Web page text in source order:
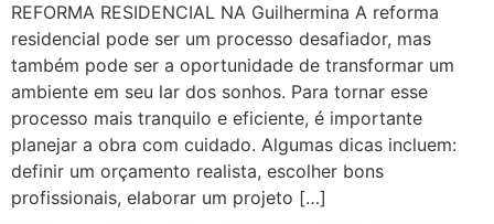
REFORMA RESIDENCIAL NA Guilhermina A reforma
residencial pode ser um processo desafiador, mas
também pode ser a oportunidade de transformar um
ambiente em seu lar dos sonhos. Para tornar esse
processo mais tranquilo e eficiente, é importante
planejar a obra com cuidado. Algumas dicas incluem:
definir um orçamento realista, escolher bons
profissionais, elaborar um projeto […]